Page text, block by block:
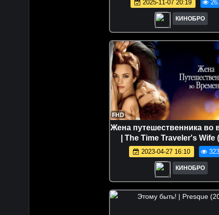
2025-11-07 20:19
КИНОБРО
FHD
Жена путешественника во
| The Time Traveler's Wife
2023-04-27 16:10
КИНОБРО